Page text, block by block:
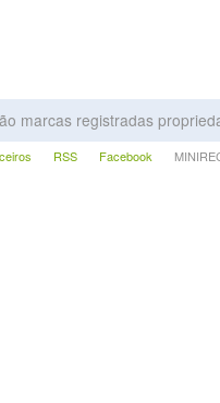
marcas registradas
RSS Facebook